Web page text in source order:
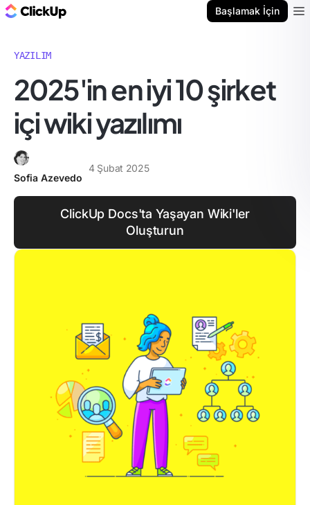
Başlamak İçin
YAZILIM
2025'in en iyi 10 şirket
içi wiki yazılımı
Sofia Azevedo
4 Şubat 2025
ClickUp Docs'ta Yaşayan Wiki'ler
Oluşturun